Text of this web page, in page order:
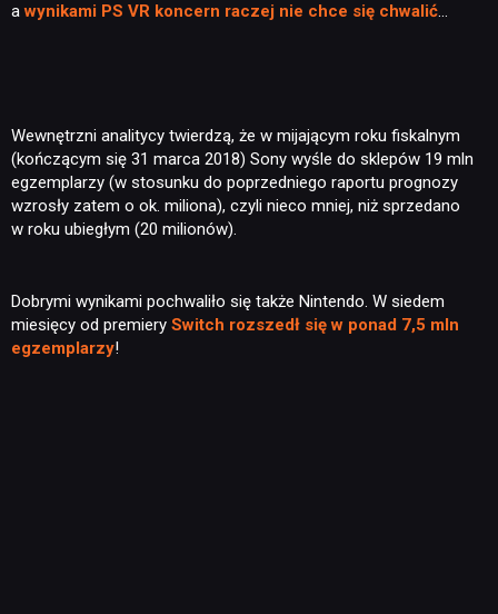
awynikami PS VR koncern raczej nie chce się chwalić…
Wewnętrzni analitycy twierdzą, że w mijającym roku fiskalnym
(kończącym się 31 marca 2018) Sony wyśle do sklepów 19 mln
egzemplarzy (w stosunku do poprzedniego raportu prognozy
wzrosły zatem o ok. miliona), czyli nieco mniej, niż sprzedano
w roku ubiegłym (20 milionów).
Dobrymi wynikami pochwaliło się także Nintendo. W siedem
miesięcy od premiery Switch rozszedł się w ponad 7,5 mln
egzemplarzy!